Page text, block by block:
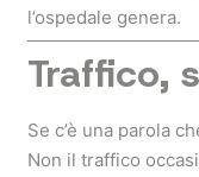
l’ospedale genera.
Traffico,
Se c’è una parola
Non il traffico